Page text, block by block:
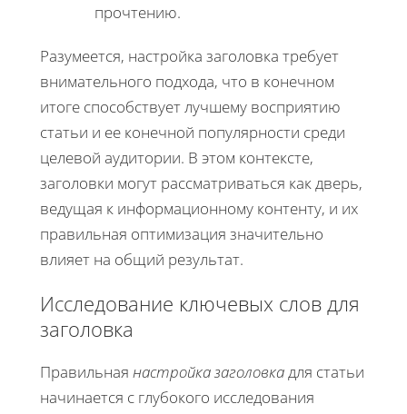
прочтению.
Разумеется, настройка заголовка требует
внимательного подхода, что в конечном
итоге способствует лучшему восприятию
статьи и ее конечной популярности среди
целевой аудитории. В этом контексте,
заголовки могут рассматриваться как дверь,
ведущая к информационному контенту, и их
правильная оптимизация значительно
влияет на общий результат.
Исследование ключевых слов для
заголовка
Правильная настройка заголовкадля статьи
начинается с глубокого исследования